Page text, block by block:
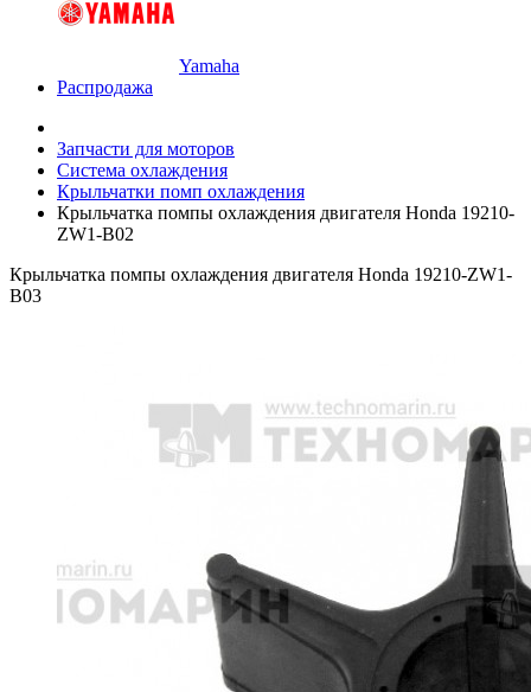
Yamaha
Распродажа
Запчасти для моторов
Система охлаждения
Крыльчатки помп охлаждения
Крыльчатка помпы охлаждения двигателя Honda 19210-
ZW1-B02
Крыльчатка помпы охлаждения двигателя Honda 19210-ZW1-
B03